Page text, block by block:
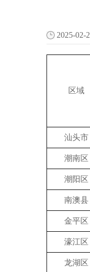
2025-02-
区域
汕头市
潮南区
潮阳区
南澳县
金平区
濠江区
龙湖区